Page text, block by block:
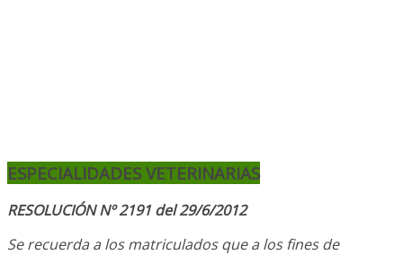
ESPECIALIDADES VETERINARIAS
RESOLUCIÓN Nº 2191 del 29/6/2012
Se recuerda a los matriculados que a los fines de